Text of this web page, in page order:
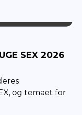
SEX 2026
og temaet for